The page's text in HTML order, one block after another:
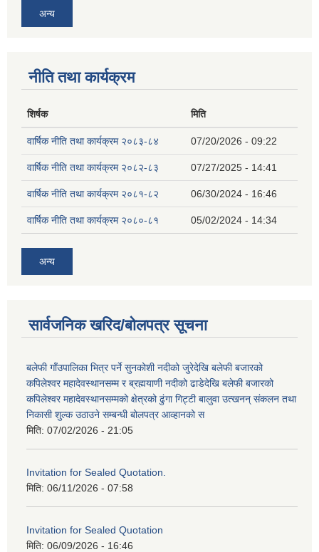
अन्य
नीति तथा कार्यक्रम
शिर्षक मिति
वार्षिक नीति तथा कार्यक्रम २०८३-८४ 07/20/2026 - 09:22
वार्षिक नीति तथा कार्यक्रम २०८२-८३ 07/27/2025 - 14:41
वार्षिक नीति तथा कार्यक्रम २०८१-८२ 06/30/2024 - 16:46
वार्षिक नीति तथा कार्यक्रम २०८०-८१ 05/02/2024 - 14:34
अन्य
सार्वजनिक खरिद/बोलपत्र सूचना
बलेफी गाँउपालिका भित्र पर्ने सुनकोशी नदीको जुरेदेखि बलेफी बजारको
कपिलेश्वर महादेवस्थानसम्म र ब्रह्मयाणी नदीको ढाडेदेखि बलेफी बजारको
कपिलेश्वर महादेवस्थानसम्मको क्षेत्रको ढुंगा गिट्टी बालुवा उत्खनन् संकलन तथा
निकासी शुल्क उठाउने सम्बन्धी बोलपत्र आव्हानको स
मिति: 07/02/2026 - 21:05
Invitation for Sealed Quotation.
मिति: 06/11/2026 - 07:58
Invitation for Sealed Quotation
मिति: 06/09/2026 - 16:46